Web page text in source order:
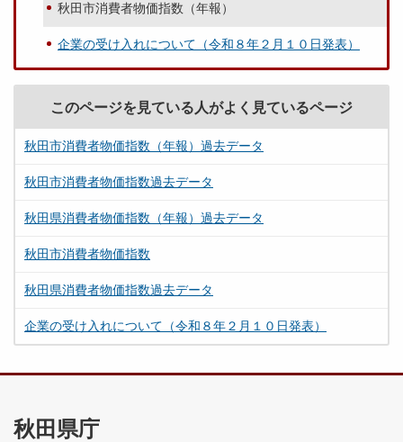
秋田市消費者物価指数（年報）
企業の受け入れについて（令和８年２月１０日発表）
このページを見ている人がよく見ているページ
秋田市消費者物価指数（年報）過去データ
秋田市消費者物価指数過去データ
秋田県消費者物価指数（年報）過去データ
秋田市消費者物価指数
秋田県消費者物価指数過去データ
企業の受け入れについて（令和８年２月１０日発表）
秋田県庁